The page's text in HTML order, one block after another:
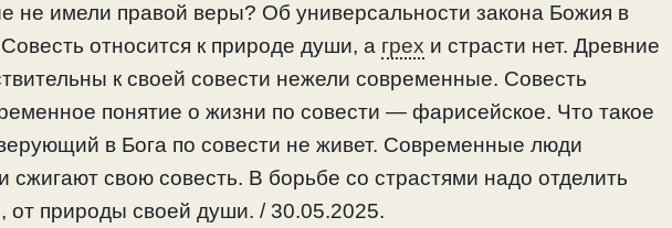
не имели правой веры? Об универсальности закона Божия в
относится к природе души, а грех и страсти нет. Древние
к своей совести нежели современные. Совесть
понятие о жизни по совести — фарисейское. Что такое
в Бога по совести не живет. Современные люди
сжигают свою совесть. В борьбе со страстями надо отделить
от природы своей души. / 30.05.2025.